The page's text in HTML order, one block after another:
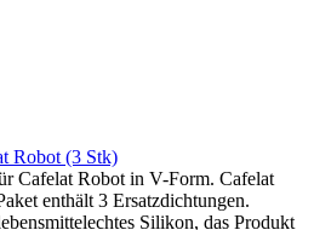
Robot (3 Stk)
Cafelat Robot in V-Form. Cafelat
enthält 3 Ersatzdichtungen.
Silikon, das Produkt